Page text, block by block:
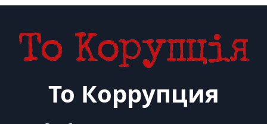
То Коррупция